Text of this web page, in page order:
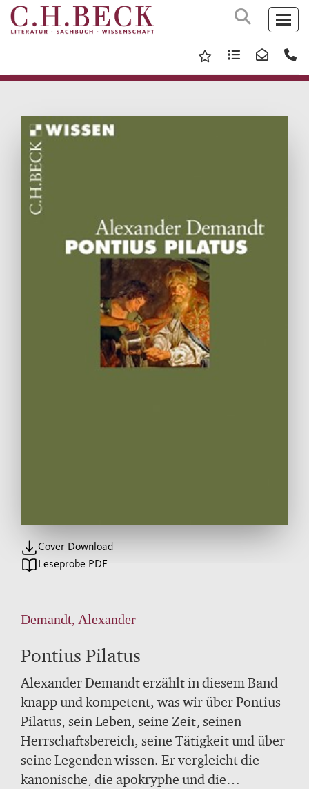
Cover Download
Leseprobe PDF
Demandt, Alexander
Pontius Pilatus
Alexander Demandt erzählt in diesem Band
knapp und kompetent, was wir über Pontius
Pilatus, sein Leben, seine Zeit, seinen
Herrschaftsbereich, seine Tätigkeit und über
seine Legenden wissen. Er vergleicht die
kanonische, die apokryphe und die